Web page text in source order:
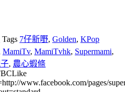
Tags 7仔新嘢, Golden, KPop
MamiTv, MamiTvhk, Supermami,
, 農心蝦條
www.facebook.com/pages/